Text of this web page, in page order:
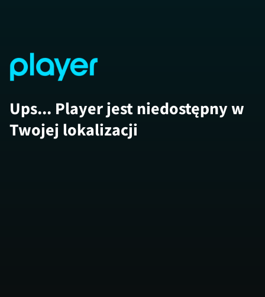
Ups... Player jest niedostępny w
Twojej lokalizacji